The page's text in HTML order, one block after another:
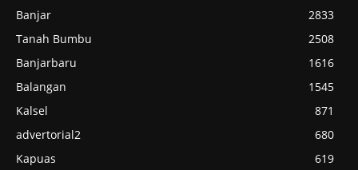
Banjar
2833
Tanah Bumbu
2508
Banjarbaru
1616
Balangan
1545
Kalsel
871
advertorial2
680
Kapuas
619